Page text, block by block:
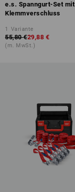
e.s. Spanngurt-Set mit
Klemmverschluss
1 Variante
55,80 €29,88 €
(m. MwSt.)